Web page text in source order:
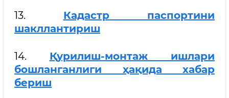
13. Кадастр паспортини
шакллантириш
14. Қурилиш-монтаж ишлари
бошланганлиги ҳақида хабар
бериш